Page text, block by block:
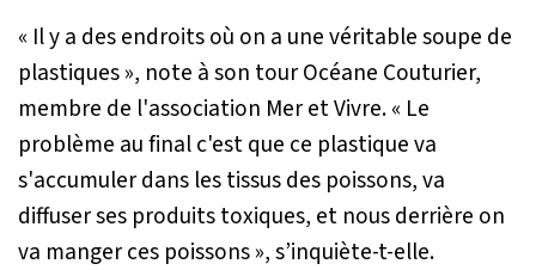
« Il y a des endroits où on a une véritable soupe de
plastiques », note à son tour Océane Couturier,
membre de l'association Mer et Vivre.« Le
problème au final c'est que ce plastique va
s'accumuler dans les tissus des poissons, va
diffuser ses produits toxiques, et nous derrière on
va manger ces poissons », s’inquiète-t-elle.